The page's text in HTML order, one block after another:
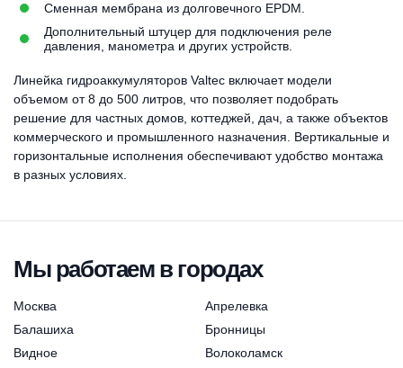
Сменная мембрана из долговечного EPDM.
Дополнительный штуцер для подключения реле
давления, манометра и других устройств.
Линейка гидроаккумуляторов Valtec включает модели
объемом от 8 до 500 литров, что позволяет подобрать
решение для частных домов, коттеджей, дач, а также объектов
коммерческого и промышленного назначения. Вертикальные и
горизонтальные исполнения обеспечивают удобство монтажа
в разных условиях.
Мы работаем в городах
Москва
Апрелевка
Балашиха
Бронницы
Видное
Волоколамск